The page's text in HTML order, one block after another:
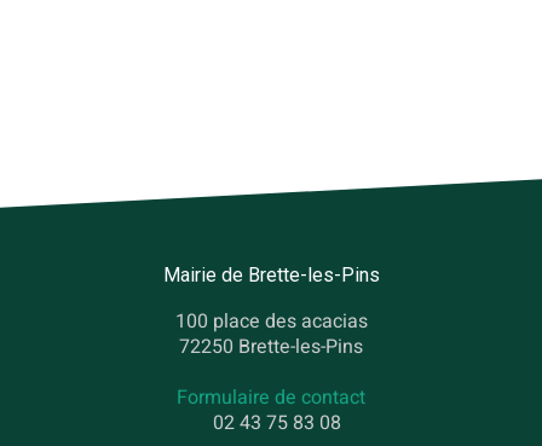
Mairie de Brette-les-Pins
100 place des acacias
72250 Brette-les-Pins
Formulaire de contact
02 43 75 83 08